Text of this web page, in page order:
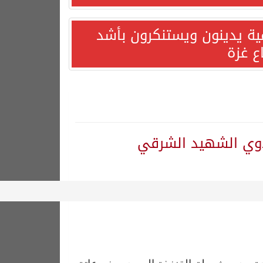
يدينون ويستنكرون بأشد
غزة
الشهيد الشرقي